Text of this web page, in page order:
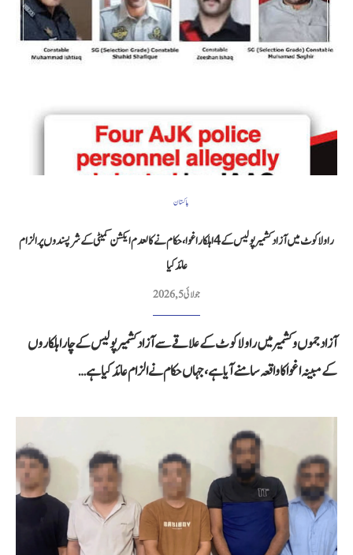
پاکستان
راولاکوٹ میں آزاد کشمیر پولیس کے 4 اہلکار اغوا، حکام نے کالعدم ایکشن کمیٹی کے شرپسندوں پر الزام
عائد کیا
جولائی 5, 2026
آزاد جموں و کشمیر میں راولاکوٹ کے علاقے سے آزاد کشمیر پولیس کے چار اہلکاروں
کے مبینہ اغوا کا واقعہ سامنے آیا ہے، جہاں حکام نے الزام عائد کیا ہے…